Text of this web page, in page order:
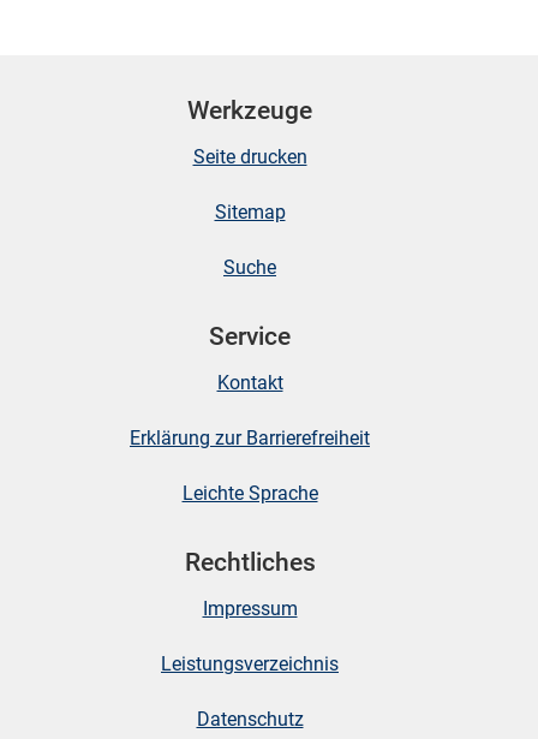
Werkzeuge
Seite drucken
Sitemap
Suche
Service
Kontakt
Erklärung zur Barrierefreiheit
Leichte Sprache
Rechtliches
Impressum
Leistungsverzeichnis
Datenschutz